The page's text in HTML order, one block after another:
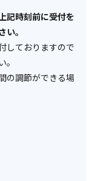
記時刻前に受付を
。
しておりますので
の調節ができる場